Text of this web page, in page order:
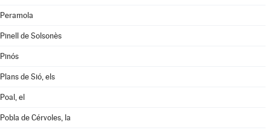
Peramola
Pinell de Solsonès
Pinós
Plans de Sió, els
Poal, el
Pobla de Cérvoles, la